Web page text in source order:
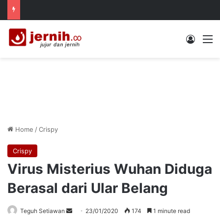
Log In
Home /Crispy
Crispy
Virus Misterius Wuhan Diduga
Berasal dari Ular Belang
Teguh Setiawan
Send 23/01/2020 174 1 minute read